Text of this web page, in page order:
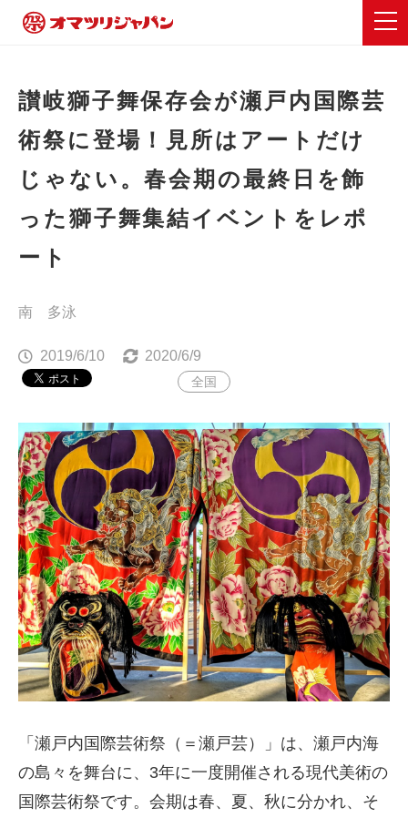
讃岐獅子舞保存会が瀬戸内国際芸
術祭に登場！見所はアートだけ
じゃない。春会期の最終日を飾
った獅子舞集結イベントをレポ
ート
南 多泳
2019/6/10 2020/6/9
全国
「瀬戸内国際芸術祭（＝瀬戸芸）」は、瀬戸内海
の島々を舞台に、3年に一度開催される現代美術の
国際芸術祭です。会期は春、夏、秋に分かれ、そ